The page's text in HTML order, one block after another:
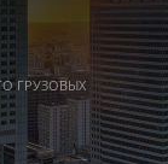
ГРУЗОВЫХ